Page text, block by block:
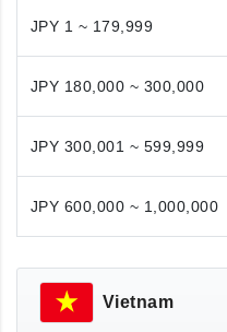
JPY 1 ~ 179,999
JPY 180,000 ~ 300,000
JPY 300,001 ~ 599,999
JPY 600,000 ~ 1,000,000
Vietnam